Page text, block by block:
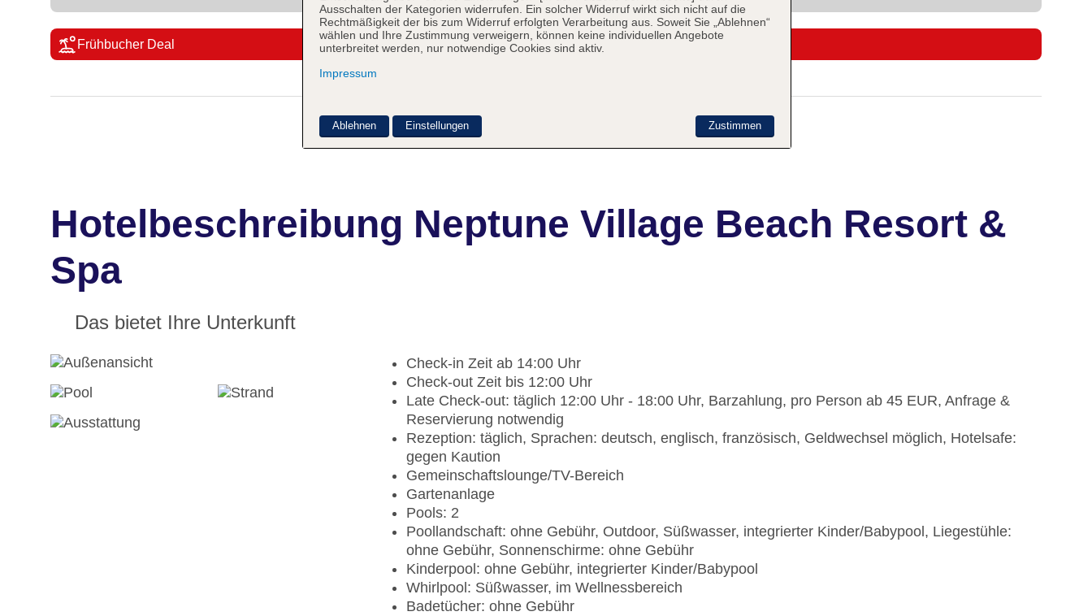
Frühbucher Deal
Hotelbeschreibung Neptune Village Beach Resort &
Spa
Das bietet Ihre Unterkunft
Check-in Zeit ab 14:00 Uhr
Check-out Zeit bis 12:00 Uhr
Late Check-out: täglich 12:00 Uhr - 18:00 Uhr, Barzahlung, pro Person ab 45 EUR, Anfrage &
Reservierung notwendig
Rezeption: täglich, Sprachen: deutsch, englisch, französisch, Geldwechsel möglich, Hotelsafe:
gegen Kaution
Gemeinschaftslounge/TV-Bereich
Gartenanlage
Pools: 2
Poollandschaft: ohne Gebühr, Outdoor, Süßwasser, integrierter Kinder/Babypool, Liegestühle:
ohne Gebühr, Sonnenschirme: ohne Gebühr
Kinderpool: ohne Gebühr, integrierter Kinder/Babypool
Whirlpool: Süßwasser, im Wellnessbereich
Badetücher: ohne Gebühr
Ausschalten der Kategorien widerrufen. Ein solcher Widerruf wirkt sich nicht auf die
Rechtmäßigkeit der bis zum Widerruf erfolgten Verarbeitung aus. Soweit Sie „Ablehnen“
wählen und Ihre Zustimmung verweigern, können keine individuellen Angebote
unterbreitet werden, nur notwendige Cookies sind aktiv.
Impressum
Zustimmen
Ablehnen Einstellungen